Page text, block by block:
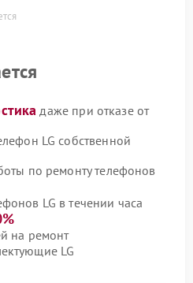
даже при отказе от
LG собственной
по ремонту телефонов
LG в течении часа
на ремонт
LG